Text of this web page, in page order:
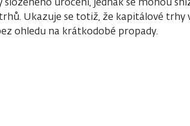
Ukazuje se totiž, že kapitálové trhy
ohledu na krátkodobé propady.